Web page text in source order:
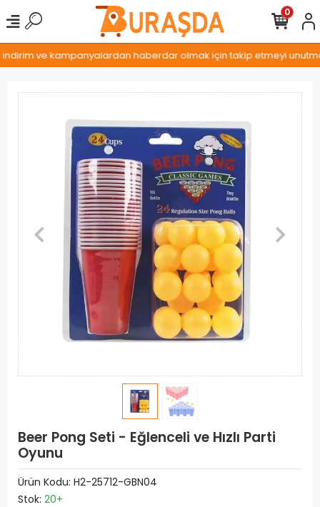
ve kampanyalardan haberdar olmak için takip etmeyi
0
Beer Pong Seti - Eğlenceli ve Hızlı Parti
Oyunu
Ürün Kodu: H2-25712-GBN04
Stok: 20+